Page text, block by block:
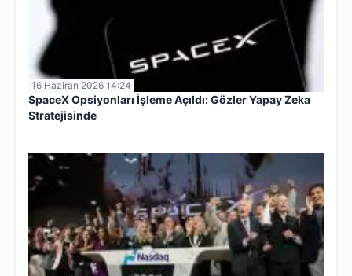
16 Haziran 2026 14:24
SpaceX Opsiyonları İşleme Açıldı: Gözler Yapay Zeka
Stratejisinde